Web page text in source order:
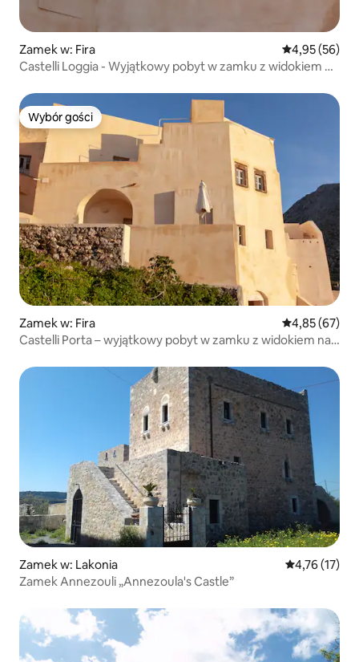
Zamek w: Fira Średnia
4,95 (56)
Castelli Loggia - Wyjątkowy pobyt w zamku z widokiem na
Wybór gości
Wybór gości
Zamek w: Fira Średnia
4,85 (67)
Castelli Porta – wyjątkowy pobyt w zamku z widokiem na
Zamek w: Lakonia Średnia
4,76 (17)
Zamek Annezouli „Annezoula's Castle”